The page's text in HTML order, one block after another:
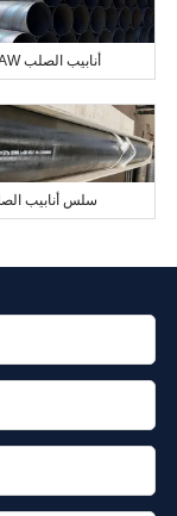
SSAW أنابيب الصلب
سلس أنابيب